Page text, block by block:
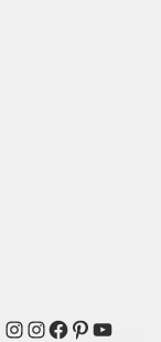
Instagram
Instagram
Facebook
Pinterest